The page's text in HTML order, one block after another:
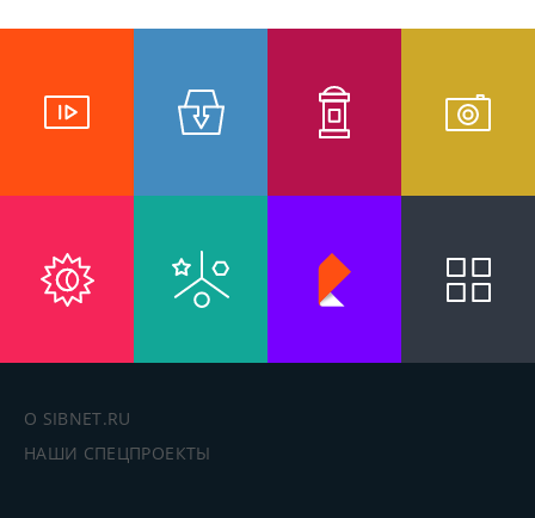
О SIBNET.RU
НАШИ СПЕЦПРОЕКТЫ